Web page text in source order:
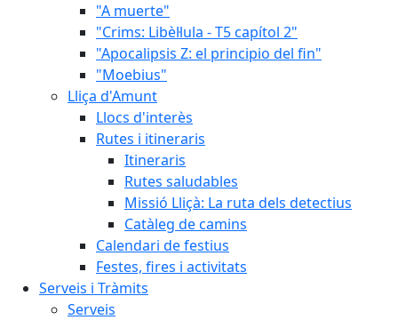
"A muerte"
"Crims: Libèl·lula - T5 capítol 2"
"Apocalipsis Z: el principio del fin"
"Moebius"
Lliça d'Amunt
Llocs d'interès
Rutes i itineraris
Itineraris
Rutes saludables
Missió Lliçà: La ruta dels detectius
Catàleg de camins
Calendari de festius
Festes, fires i activitats
Serveis i Tràmits
Serveis